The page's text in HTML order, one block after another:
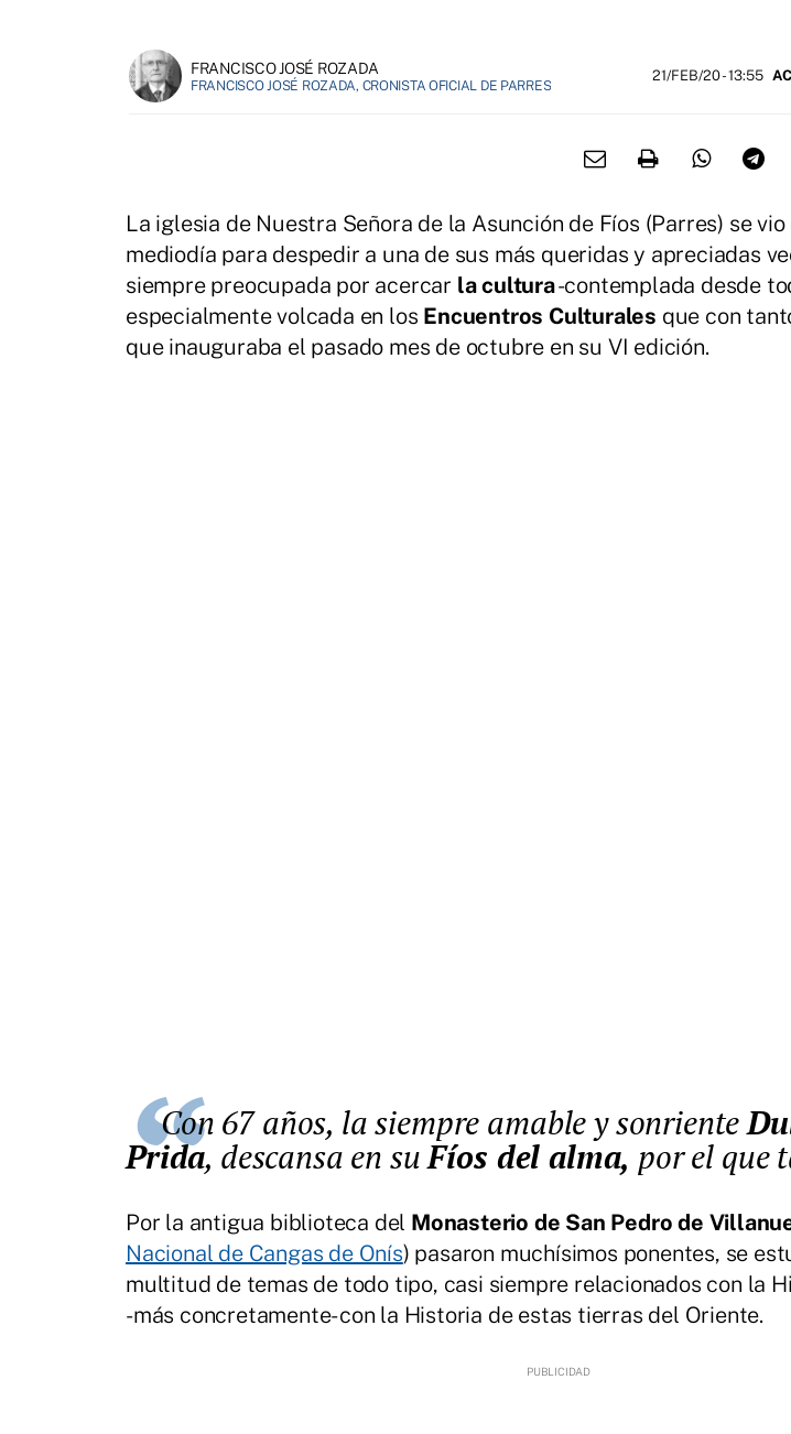
FRANCISCO JOSÉ ROZADA
FRANCISCO JOSÉ ROZADA, CRONISTA OFICIAL DE PARRES
21/FEB/20- 13:55
La iglesia de Nuestra Señora de la Asunción de Fíos (Parres) se
mediodía para despedir a una de sus más queridas y apreciadas
siempre preocupada por acercar la cultura-contemplada desde
especialmente volcada en los Encuentros Culturales que con
que inauguraba el pasado mes de octubre en su VI edición.
Con 67 años, la siempre amable y sonriente
Prida, descansa en suFíos del alma, por el que
Por la antigua biblioteca del Monasterio de San Pedro de
Nacional de Cangas de Onís) pasaron muchísimos ponentes, se
multitud de temas de todo tipo, casi siempre relacionados con la
-más concretamente- con la Historia de estas tierras del Oriente.